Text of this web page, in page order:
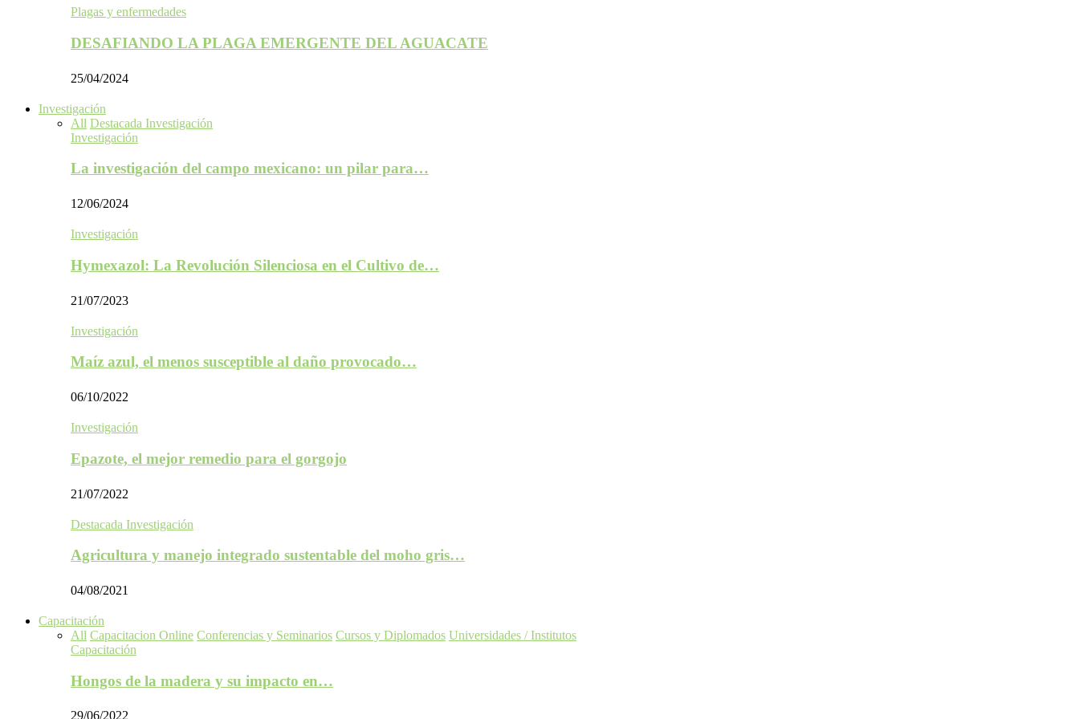
Plagas y enfermedades
DESAFIANDO LA PLAGA EMERGENTE DEL AGUACATE
25/04/2024
Investigación
All Destacada Investigación
Investigación
La investigación del campo mexicano: un pilar para…
12/06/2024
Investigación
Hymexazol: La Revolución Silenciosa en el Cultivo de…
21/07/2023
Investigación
Maíz azul, el menos susceptible al daño provocado…
06/10/2022
Investigación
Epazote, el mejor remedio para el gorgojo
21/07/2022
Destacada Investigación
Agricultura y manejo integrado sustentable del moho gris…
04/08/2021
Capacitación
All Capacitacion Online Conferencias y Seminarios Cursos y Diplomados Universidades / Institutos
Capacitación
Hongos de la madera y su impacto en…
29/06/2022